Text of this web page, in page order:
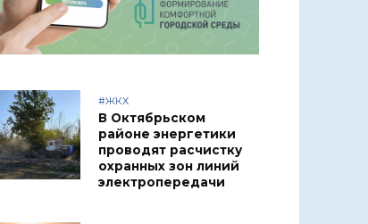
#ЖКХ
В Октябрьском
районе энергетики
проводят расчистку
охранных зон линий
электропередачи